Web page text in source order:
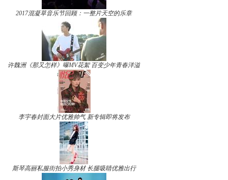
2017混凝草音乐节回顾：一整片天空的乐章
许魏洲《那又怎样》曝MV花絮 百变少年青春洋溢
李宇春封面大片优雅帅气 新专辑即将发布
斯琴高丽私服街拍小秀身材 长腿吸睛优雅出行